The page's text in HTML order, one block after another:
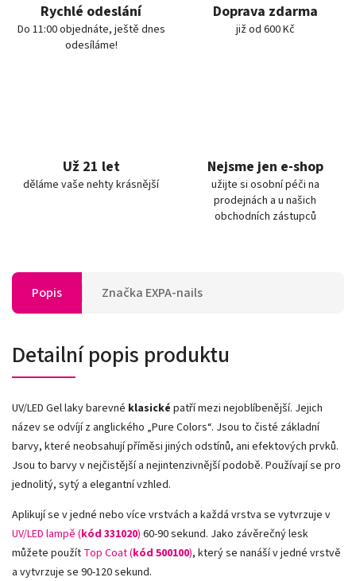
Rychlé odeslání
Do 11:00 objednáte, ještě dnes
odesíláme!
Doprava zdarma
již od 600 Kč
Už 21 let
děláme vaše nehty krásnější
Nejsme jen e-shop
užijte si osobní péči na
prodejnách a u našich
obchodních zástupců
Popis Značka EXPA-nails
Detailní popis produktu
UV/LED Gel laky barevné klasické patří mezi nejoblíbenější. Jejich
název se odvíjí z anglického „Pure Colors“. Jsou to čisté základní
barvy, které neobsahují příměsi jiných odstínů, ani efektových prvků.
Jsou to barvy v nejčistější a nejintenzivnější podobě. Používají se pro
jednolitý, sytý a elegantní vzhled.
Aplikují se v jedné nebo více vrstvách a každá vrstva se vytvrzuje v
UV/LED lampě (kód 331020) 60-90 sekund. Jako závěrečný lesk
můžete použít Top Coat (kód 500100), který se nanáší v jedné vrstvě
a vytvrzuje se 90-120 sekund.